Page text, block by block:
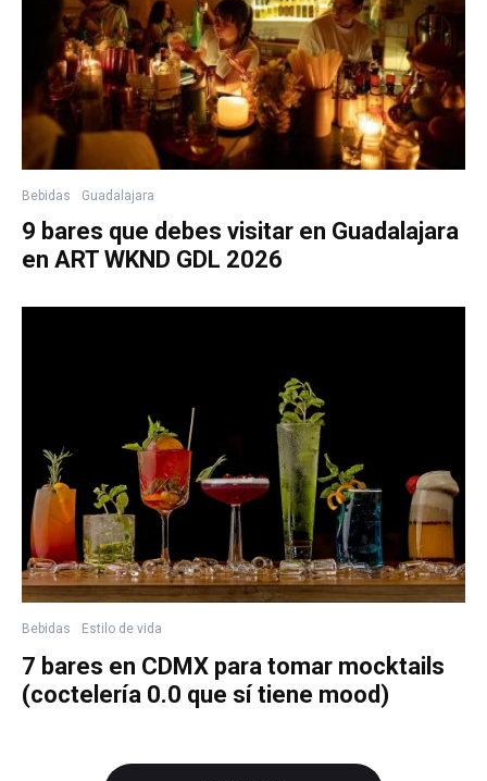
Bebidas Guadalajara
9 bares que debes visitar en Guadalajara
en ART WKND GDL 2026
Bebidas Estilo de vida
7 bares en CDMX para tomar mocktails
(coctelería 0.0 que sí tiene mood)